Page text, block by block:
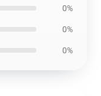
0%
0%
0%